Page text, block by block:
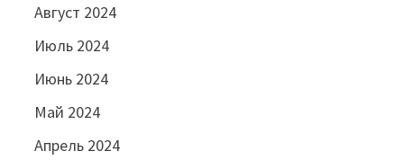
Август 2024
Июль 2024
Июнь 2024
Май 2024
Апрель 2024